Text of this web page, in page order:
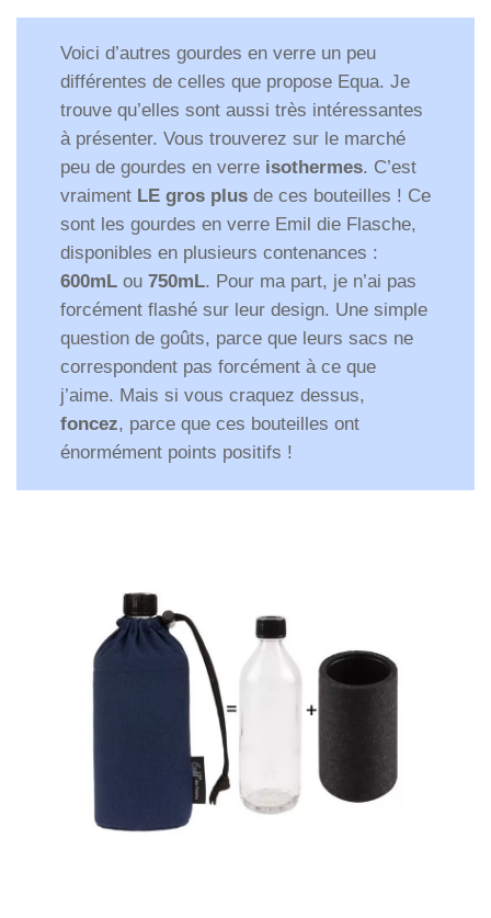
Voici d’autres gourdes en verre un peu
différentes de celles que propose Equa. Je
trouve qu’elles sont aussi très intéressantes
à présenter. Vous trouverez sur le marché
peu de gourdes en verre isothermes. C’est
vraiment LE gros plusde ces bouteilles ! Ce
sont les gourdes en verre Emil die Flasche,
disponibles en plusieurs contenances :
600mLou 750mL. Pour ma part, je n’ai pas
forcément flashé sur leur design. Une simple
question de goûts, parce que leurs sacs ne
correspondent pas forcément à ce que
j’aime. Mais si vous craquez dessus,
foncez, parce que ces bouteilles ont
énormément points positifs !